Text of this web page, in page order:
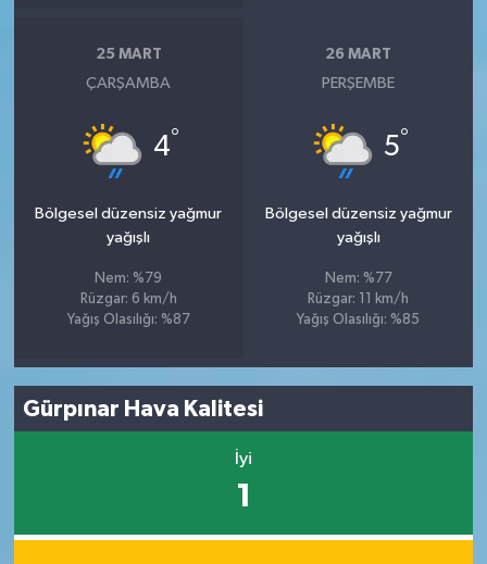
25 MART
ÇARŞAMBA
4°
Bölgesel düzensiz yağmur
yağışlı
Nem: %79
Rüzgar: 6 km/h
Yağış Olasılığı: %87
26 MART
PERŞEMBE
5°
Bölgesel düzensiz yağmur
yağışlı
Nem: %77
Rüzgar: 11 km/h
Yağış Olasılığı: %85
Gürpınar Hava Kalitesi
İyi
1